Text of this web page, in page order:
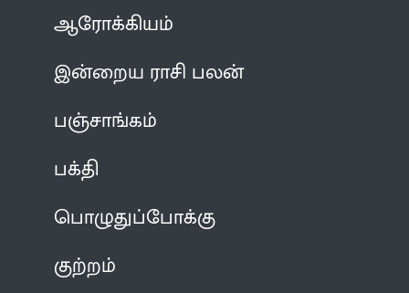
ஆரோக்கியம்
இன்றைய ராசி பலன்
பஞ்சாங்கம்
பக்தி
பொழுதுப்போக்கு
குற்றம்